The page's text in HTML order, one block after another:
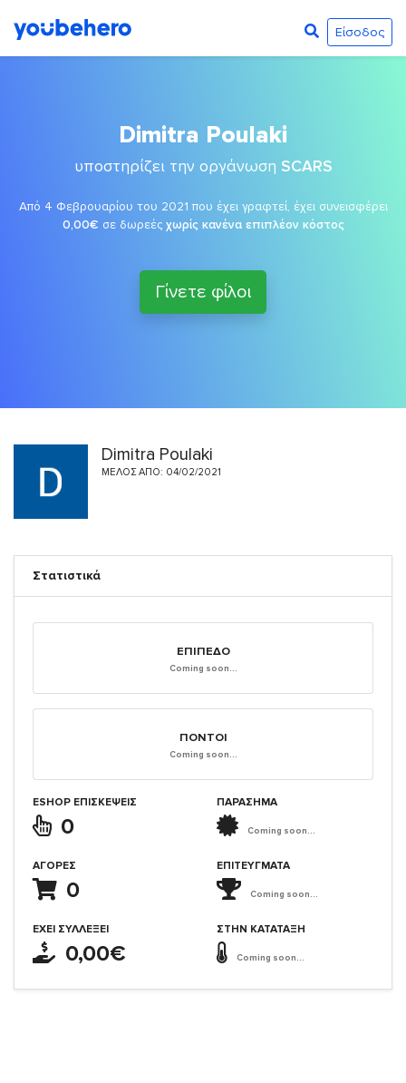
Είσοδος
Dimitra Poulaki
υποστηρίζει την οργάνωση SCARS
Από 4 Φεβρουαρίου του 2021 που έχει γραφτεί, έχει συνεισφέρει
0,00€ σε δωρεές χωρίς κανένα επιπλέον κόστος
Γίνετε φίλοι
Dimitra Poulaki
ΜΈΛΟΣ ΑΠΌ: 04/02/2021
Στατιστικά
ΕΠΊΠΕΔΟ
Coming soon...
ΠΌΝΤΟΙ
Coming soon...
ESHOP ΕΠΙΣΚΈΨΕΙΣ
0
ΑΓΟΡΈΣ
0
ΈΧΕΙ ΣΥΛΛΈΞΕΙ
0,00€
ΠΑΡΑΣΗΜΑ
Coming soon...
ΕΠΙΤΕΎΓΜΑΤΑ
Coming soon...
ΣΤΗΝ ΚΑΤΆΤΑΞΗ
Coming soon...